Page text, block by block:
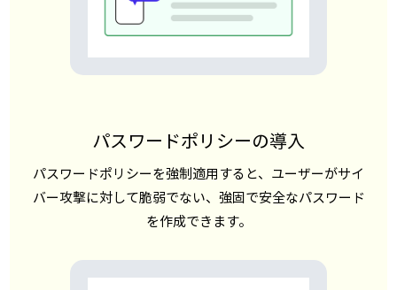
パスワードポリシーの導入
パスワードポリシーを強制適用すると、ユーザーがサイ
バー攻撃に対して脆弱でない、強固で安全なパスワード
を作成できます。